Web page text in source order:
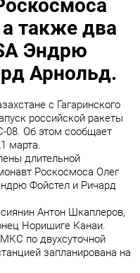
также два
Эндрю
Арнольд.
с Гагаринского
российской ракеты
Об этом сообщает
марта.
длительной
Роскосмоса Олег
Фойстел и Ричард
Антон Шкаплеров,
Норишиге Канаи.
по двухсуточной
запланирована на